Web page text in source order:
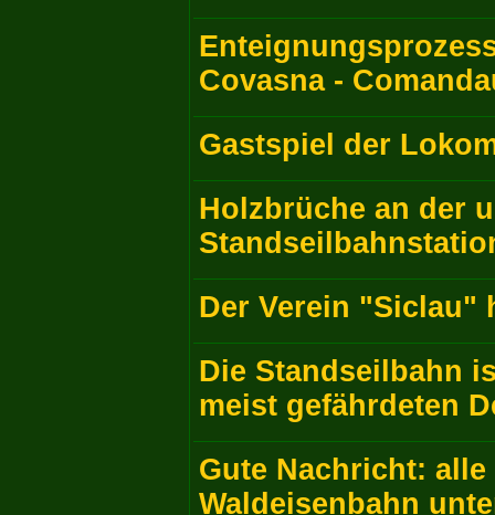
Covasna -
Gastspiel der
Holzbrüche an der
Der Verein "Siclau"
Die Standseilbahn
meist gefährdeten
Gute Nachricht:
Waldeisenbahn